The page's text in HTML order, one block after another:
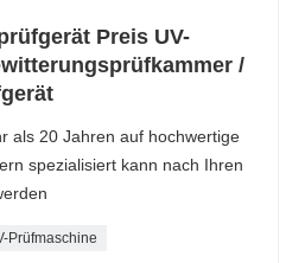
Preis UV-
/
als 20 Jahren auf hochwertige
spezialisiert kann nach Ihren
Prüfmaschine